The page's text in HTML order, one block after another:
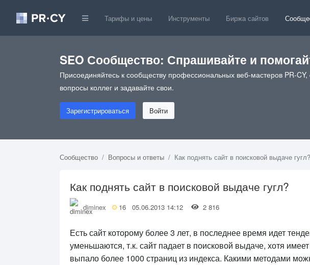
Тарифы и цены Инструменты Биржа сайтов
SEO Сообщество: Спрашивайте и
Присоединяйтесь к сообществу профессиональных веб-мастеров PR-CY,
вопросы коллег и задавайте свои.
Зарегистрироваться Войти
Сообщество Вопросы и ответы Как поднять сайт в поисковой выдаче гугл?
Как поднять сайт в поисковой выдаче гугл?
diminex 16 05.06.2013 14:12 2 816
Есть сайт которому более 3 лет, в последнее время идет
уменьшаются, т.к. сайт падает в поисковой выдаче, хотя
выпало более 1000 страниц из индекса. Какими методами